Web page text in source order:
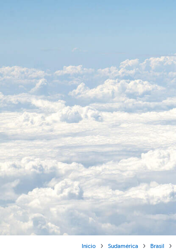
Inicio Sudamérica Brasil